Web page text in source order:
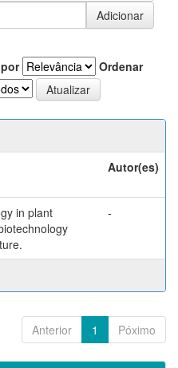
Ordenar
Autor(es)
in plant
-
Anterior 1 Póximo